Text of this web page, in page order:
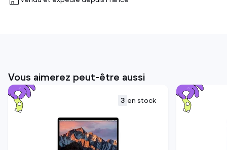
Vous aimerez peut-être aussi
3 en stock